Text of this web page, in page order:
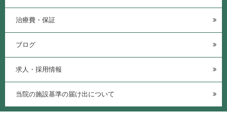
治療費・保証
ブログ
求人・採用情報
当院の施設基準の届け出について